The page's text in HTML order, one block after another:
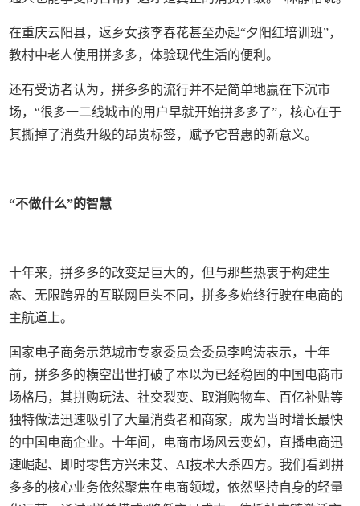
在重庆云阳县，返乡女孩李春花甚至办起“夕阳红培训班”，
教村中老人使用拼多多，体验现代生活的便利。
还有受访者认为，拼多多的流行并不是简单地赢在下沉市
场，“很多一二线城市的用户早就开始拼多多了”，核心在于
其撕掉了消费升级的昂贵标签，赋予它普惠的新意义。
“不做什么”的智慧
十年来，拼多多的改变是巨大的，但与那些热衷于构建生
态、无限跨界的互联网巨头不同，拼多多始终行驶在电商的
主航道上。
国家电子商务示范城市专家委员会委员李鸣涛表示，十年
前，拼多多的横空出世打破了本以为已经稳固的中国电商市
场格局，其拼购玩法、社交裂变、取消购物车、百亿补贴等
独特做法迅速吸引了大量消费者和商家，成为当时增长最快
的中国电商企业。十年间，电商市场风云变幻，直播电商迅
速崛起、即时零售方兴未艾、AI技术大杀四方。我们看到拼
多多的核心业务依然聚焦在电商领域，依然坚持自身的轻量